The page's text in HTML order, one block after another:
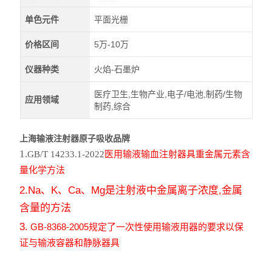
单色元件 平面光栅
价格区间 5万-10万
仪器种类 火焰-石墨炉
应用领域
医疗卫生,生物产业,电子/电池,制药/生物
制药,综合
上海输液注射器原子吸收品牌
1.GB/T 14233.1-2022 医用输液输血注射器具重金属元素含
量化学方法
2.Na、 K、Ca、 Mg是注射液中金属离子浓度,金属
含量的方法
3. GB-8368-2005规定了一次性使用输液用器的要求以保
证与输液容器和静脉器具